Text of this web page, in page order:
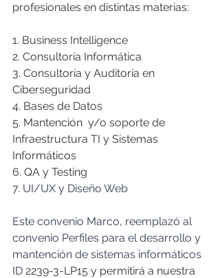
profesionales en distintas materias:
1. Business Intelligence
2. Consultoría Informática
3. Consultoría y Auditoría en
Ciberseguridad
4. Bases de Datos
5. Mantención  y/o soporte de
Infraestructura TI y Sistemas
Informáticos
6. QA y Testing
7. UI/UX y Diseño Web
Este convenio Marco, reemplazó al
convenio Perfiles para el desarrollo y
mantención de sistemas informáticos
ID 2239-3-LP15 y permitirá a nuestra